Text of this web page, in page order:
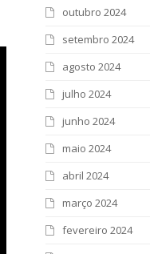
outubro 2024
setembro 2024
agosto 2024
julho 2024
junho 2024
maio 2024
abril 2024
março 2024
fevereiro 2024